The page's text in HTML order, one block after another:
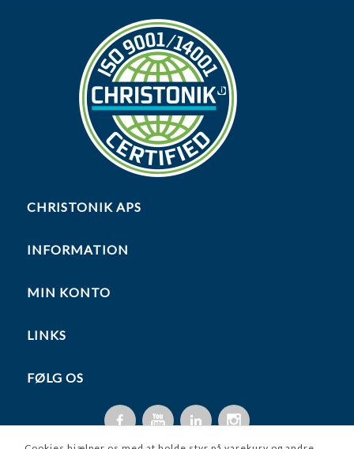
CHRISTONIK APS
INFORMATION
MIN KONTO
LINKS
FØLG OS